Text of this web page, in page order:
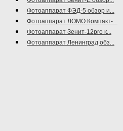
Фотоаппарат ФЭД-5 обзор и...
Фотоаппарат ЛОМО Компакт-...
Фотоаппарат Зенит-12pro к...
Фотоаппарат Ленинград обз...